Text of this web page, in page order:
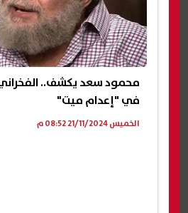
محمود سعد يكشف..
في "إعدام ميت"
الخميس 21/11/2024 08:52 م